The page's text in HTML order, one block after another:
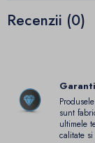
Recenzii (0)
sunt
ultimele
calitate